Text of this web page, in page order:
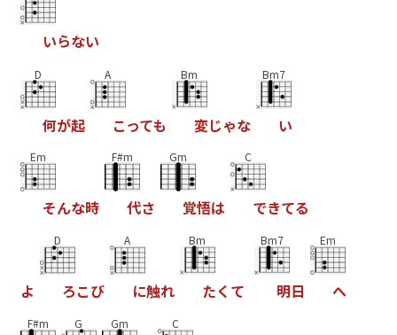
いらない
D
何が起
A
こっても
Bm
変じゃな
Bm7
い
Em
そんな時
F#m
代さ
Gm
覚悟は
C
できてる
よ
D
ろこび
A
に触れ
Bm
たく て
Bm7
明日
Em
へ
F#m G Gm C